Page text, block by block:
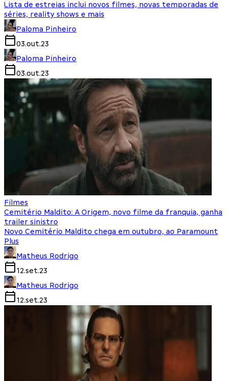
Lista de estreias inclui novos filmes, novas temporadas de
séries, reality shows e mais
Paloma Pinheiro
03.out.23
Paloma Pinheiro
03.out.23
Filmes
Cemitério Maldito: A Origem, novo filme da franquia, ganha
trailer sinistro
Novo Cemitério Maldito chega em outubro, ao Paramount
Plus
Matheus Rodrigo
12.set.23
Matheus Rodrigo
12.set.23